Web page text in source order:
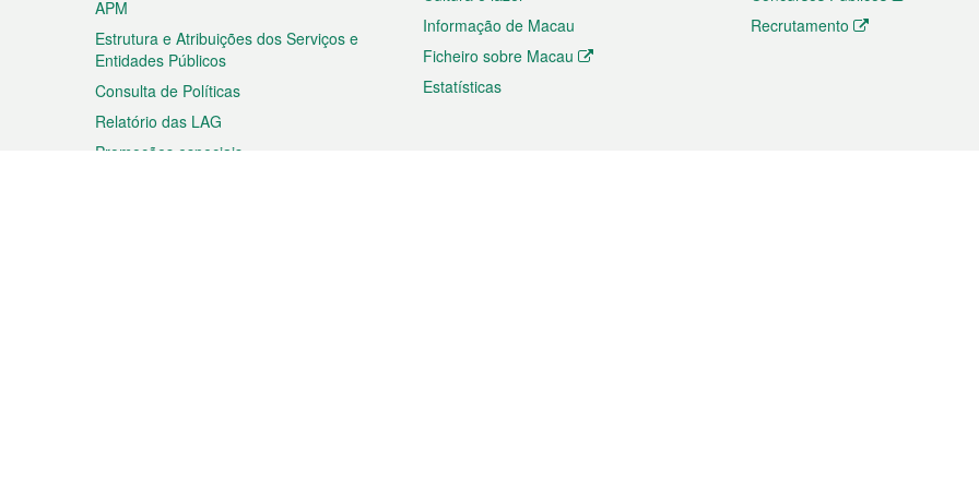
APM
Estrutura e Atribuições dos Serviços e
Entidades Públicos
Consulta de Políticas
Relatório das LAG
Promoções especiais
Informação de Macau
Ficheiro sobre Macau
Estatísticas
Recrutamento